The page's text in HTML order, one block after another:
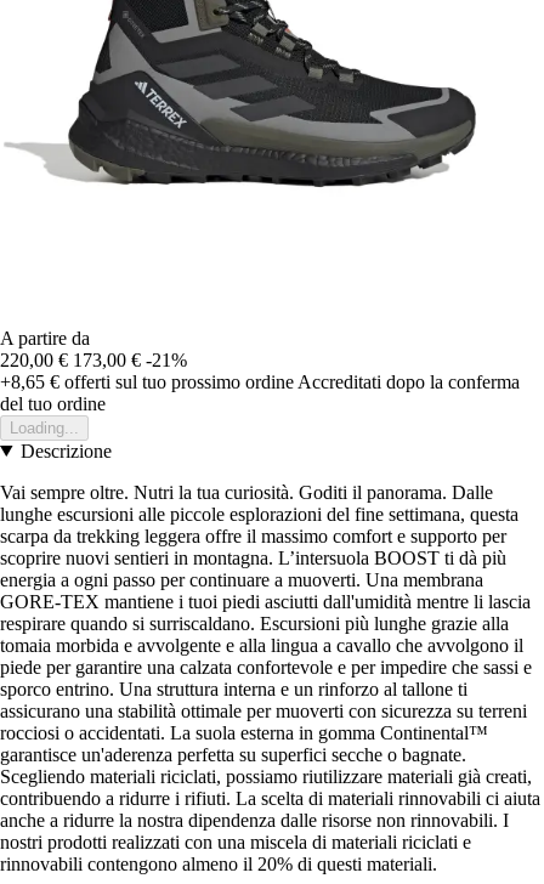
A partire da
220,00 € 173,00 € -21%
+8,65 € offerti sul tuo prossimo ordine Accreditati dopo la conferma
del tuo ordine
Loading...
Descrizione
Vai sempre oltre. Nutri la tua curiosità. Goditi il panorama. Dalle
lunghe escursioni alle piccole esplorazioni del fine settimana, questa
scarpa da trekking leggera offre il massimo comfort e supporto per
scoprire nuovi sentieri in montagna. L’intersuola BOOST ti dà più
energia a ogni passo per continuare a muoverti. Una membrana
GORE-TEX mantiene i tuoi piedi asciutti dall'umidità mentre li lascia
respirare quando si surriscaldano. Escursioni più lunghe grazie alla
tomaia morbida e avvolgente e alla lingua a cavallo che avvolgono il
piede per garantire una calzata confortevole e per impedire che sassi e
sporco entrino. Una struttura interna e un rinforzo al tallone ti
assicurano una stabilità ottimale per muoverti con sicurezza su terreni
rocciosi o accidentati. La suola esterna in gomma Continental™
garantisce un'aderenza perfetta su superfici secche o bagnate.
Scegliendo materiali riciclati, possiamo riutilizzare materiali già creati,
contribuendo a ridurre i rifiuti. La scelta di materiali rinnovabili ci aiuta
anche a ridurre la nostra dipendenza dalle risorse non rinnovabili. I
nostri prodotti realizzati con una miscela di materiali riciclati e
rinnovabili contengono almeno il 20% di questi materiali.